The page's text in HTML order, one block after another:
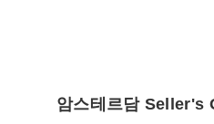
암스테르담 Seller's